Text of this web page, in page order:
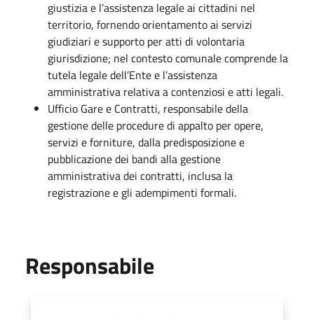
giustizia e l’assistenza legale ai cittadini nel
territorio, fornendo orientamento ai servizi
giudiziari e supporto per atti di volontaria
giurisdizione; nel contesto comunale comprende la
tutela legale dell’Ente e l’assistenza
amministrativa relativa a contenziosi e atti legali.
Ufficio Gare e Contratti, responsabile della
gestione delle procedure di appalto per opere,
servizi e forniture, dalla predisposizione e
pubblicazione dei bandi alla gestione
amministrativa dei contratti, inclusa la
registrazione e gli adempimenti formali.
Responsabile